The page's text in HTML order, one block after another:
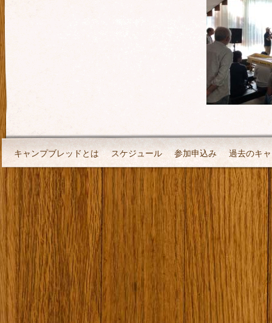
キャンプブレッドとは スケジュール 参加申込み 過去のキ